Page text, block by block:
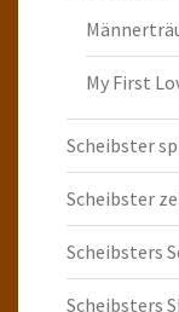
My First
Scheibster
Scheibster
Scheibsters
Scheibsters